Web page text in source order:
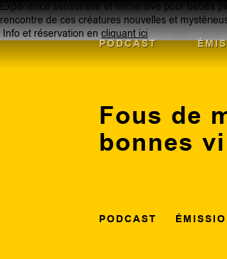
PODCAST
Expérience sensorielle et immersive pour bébés
rencontre de ces créatures nouvelles et
Info et réservation encliquant ici
Fous de
bonnes
PODCAST